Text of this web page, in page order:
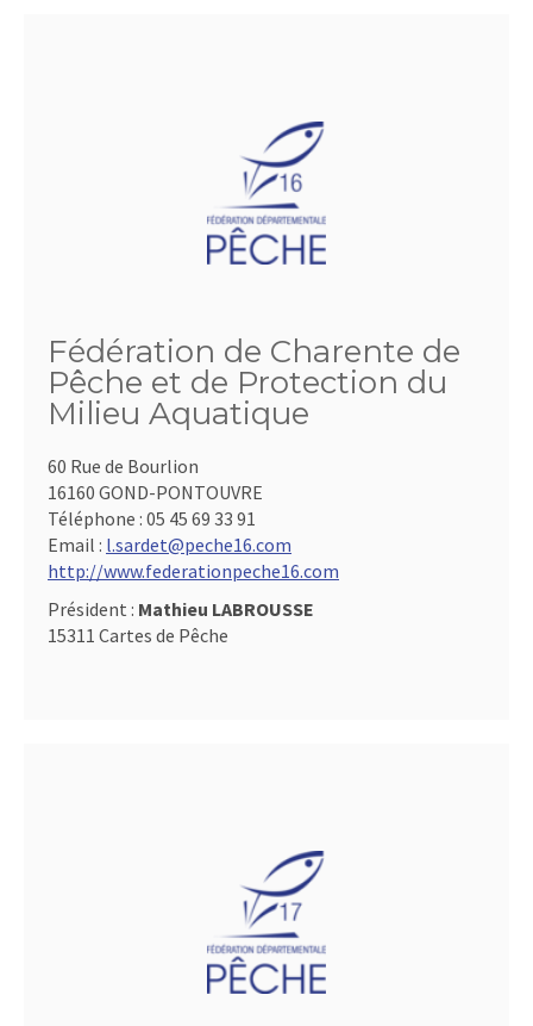
Fédération de Charente de
Pêche et de Protection du
Milieu Aquatique
60 Rue de Bourlion
16160 GOND-PONTOUVRE
Téléphone : 05 45 69 33 91
Email : l.sardet@peche16.com
http://www.federationpeche16.com
Président : Mathieu LABROUSSE
15311 Cartes de Pêche